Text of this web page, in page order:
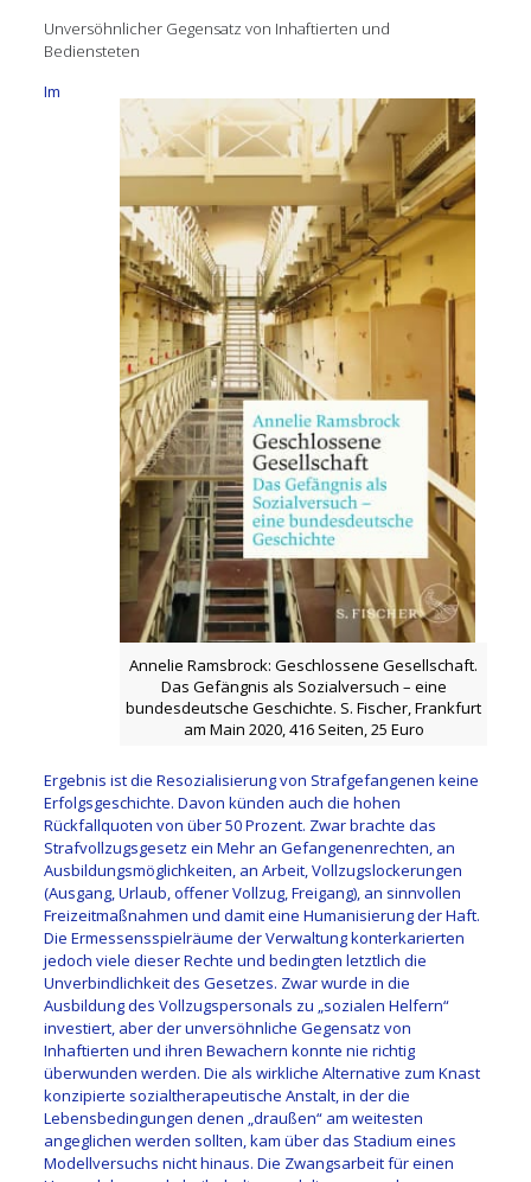
Unversöhnlicher Gegensatz von Inhaftierten und
Bediensteten
Annelie Ramsbrock: Geschlossene Gesellschaft.
Das Gefängnis als Sozialversuch – eine
bundesdeutsche Geschichte. S. Fischer, Frankfurt
am Main 2020, 416 Seiten, 25 Euro
Im
Ergebnis ist die Resozialisierung von Strafgefangenen keine
Erfolgsgeschichte. Davon künden auch die hohen
Rückfallquoten von über 50 Prozent. Zwar brachte das
Strafvollzugsgesetz ein Mehr an Gefangenenrechten, an
Ausbildungsmöglichkeiten, an Arbeit, Vollzugslockerungen
(Ausgang, Urlaub, offener Vollzug, Freigang), an sinnvollen
Freizeitmaßnahmen und damit eine Humanisierung der Haft.
Die Ermessensspielräume der Verwaltung konterkarierten
jedoch viele dieser Rechte und bedingten letztlich die
Unverbindlichkeit des Gesetzes. Zwar wurde in die
Ausbildung des Vollzugspersonals zu „sozialen Helfern“
investiert, aber der unversöhnliche Gegensatz von
Inhaftierten und ihren Bewachern konnte nie richtig
überwunden werden. Die als wirkliche Alternative zum Knast
konzipierte sozialtherapeutische Anstalt, in der die
Lebensbedingungen denen „draußen“ am weitesten
angeglichen werden sollten, kam über das Stadium eines
Modellversuchs nicht hinaus. Die Zwangsarbeit für einen